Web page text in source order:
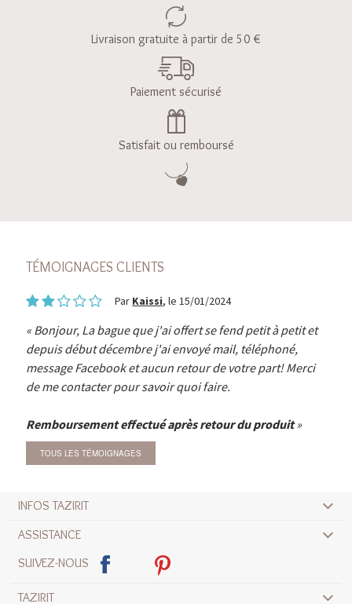
Livraison gratuite à partir de 50 €
Paiement sécurisé
Satisfait ou remboursé
TÉMOIGNAGES CLIENTS
Par Kaissi, le 15/01/2024
Bonjour, La bague que j'ai offert se fend petit à petit et
depuis début décembre j'ai envoyé mail, téléphoné,
message Facebook et aucun retour de votre part! Merci
de me contacter pour savoir quoi faire.
Remboursement effectué après retour du produit
TOUS LES TÉMOIGNAGES
INFOS TAZIRIT
ASSISTANCE
SUIVEZ-NOUS
TAZIRIT